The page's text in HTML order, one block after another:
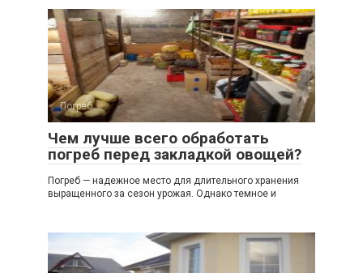
Погреб
Чем лучше всего обработать
погреб перед закладкой овощей?
Погреб — надежное место для длительного хранения
выращенного за сезон урожая. Однако темное и